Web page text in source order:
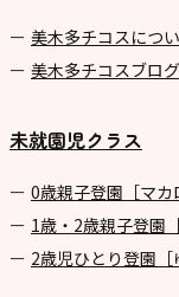
美⽊多チコスにつ
美⽊多チコスブログ
未就園児クラス
0歳親子登園［マカ
1歳・2歳親子登園
2歳児ひとり登園［